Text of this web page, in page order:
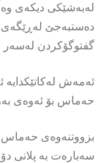
لەبەشێکى دیکەى
دەستبەجێ لەڕێگەی
گفتوگۆکردن لەسەر
ئەمەش لەکاتێکدایە
حەماس بۆ ئەوەى
بزووتنەوەی
سەبارەت بە پلانی